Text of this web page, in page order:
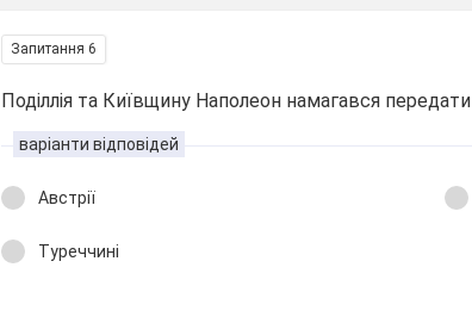
Запитання 6
Поділлія та Київщину Наполеон намагався передати
варіанти відповідей
Австрії
Туреччині